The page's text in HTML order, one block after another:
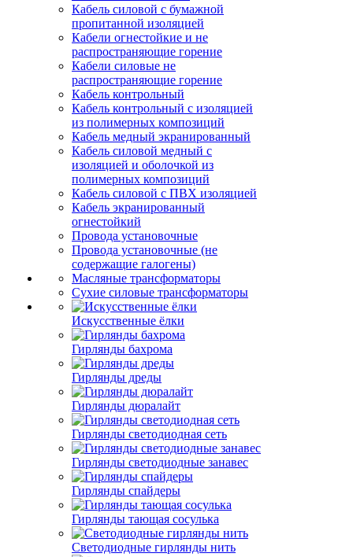
Кабель силовой с бумажной
пропитанной изоляцией
Кабели огнестойкие и не
распространяющие горение
Кабели силовые не
распространяющие горение
Кабель контрольный
Кабель контрольный с изоляцией
из полимерных композиций
Кабель медный экранированный
Кабель силовой медный с
изоляцией и оболочкой из
полимерных композиций
Кабель силовой с ПВХ изоляцией
Кабель экранированный
огнестойкий
Провода установочные
Провода установочные (не
содержащие галогены)
Масляные трансформаторы
Сухие силовые трансформаторы
Искусственные ёлки
Гирлянды бахрома
Гирлянды дреды
Гирлянды дюралайт
Гирлянды светодиодная сеть
Гирлянды светодиодные занавес
Гирлянды спайдеры
Гирлянды тающая сосулька
Светодиодные гирлянды нить